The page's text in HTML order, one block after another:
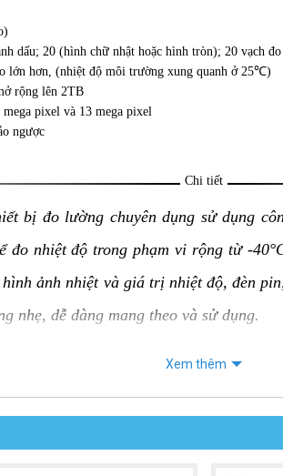
dấu; 20 (hình chữ nhật hoặc hình tròn); 20 vạch đo
hơn, (nhiệt độ môi trường xung quanh ở 25℃)
rộng lên 2TB
pixel và 13 mega pixel
ngược
Chi tiết
bị đo lường chuyên dụng sử dụng
đo nhiệt độ trong phạm vi rộng từ -
ảnh nhiệt và giá trị nhiệt độ, đèn
nhẹ, dễ dàng mang theo và sử dụng.
của vật thể mà không cần tiếp xúc trực
chính xác ±2°C hoặc ±2%, tùy theo giá
Xem thêm